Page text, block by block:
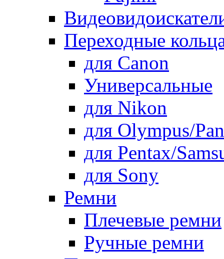
Переходные
для Canon
Универсальные
для Nikon
для Olympus/
для Pentax/
для Sony
Ремни
Плечевые ремни
Ручные ремни